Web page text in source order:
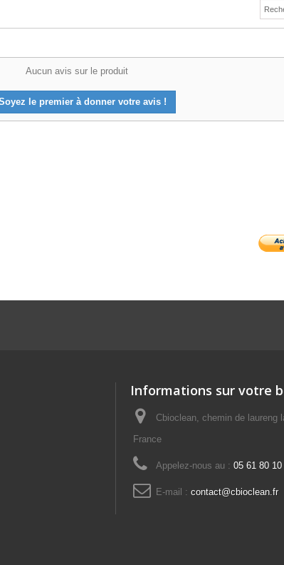
Aucun avis sur le produit
le premier à donner votre avis !
Informations sur votre
Cbioclean, chemin de laureng
France
Appelez-nous au : 05 61 80 10
E-mail : contact@cbioclean.fr